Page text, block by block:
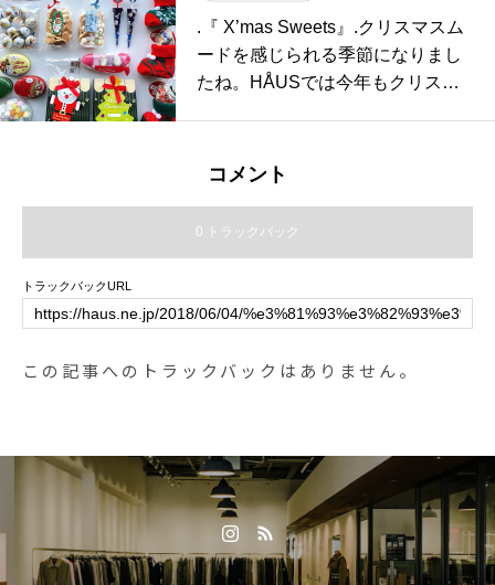
allet#coincase#Cardcase#Valentin
e#hausmatsue #島根#松江
.『 X’mas Sweets』.クリスマスム
ードを感じられる季節になりまし
たね。HÅUSでは今年もクリスマ
詩としても昔から愛されるキャン
キャンディなどを中心に、クリス
マス限定デザインのお菓子をご用
ue #hausmatsue #松江カフェ #島
根カフェ #松江旅行#島根旅行#松
江 #島根 #山陰
コメント
0 トラックバック
トラックバックURL
この記事へのトラックバックはありません。